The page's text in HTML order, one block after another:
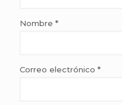
Nombre *
Correo electrónico *